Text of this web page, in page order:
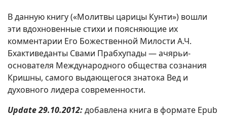
В данную книгу («Молитвы царицы Кунти») вошли
эти вдохновенные стихи и поясняющие их
комментарии Его Божественной Милости А.Ч.
Бхактиведанты Свами Прабхупады — ачярьи-
основателя Международного общества сознания
Кришны, самого выдающегося знатока Вед и
духовного лидера современности.
Update 29.10.2012:добавлена книга в формате Epub